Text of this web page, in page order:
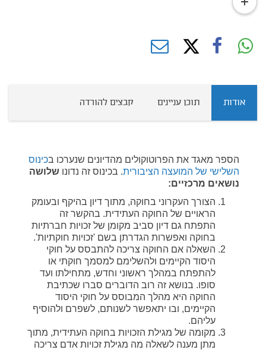
more
אודות תוכן עניינים קבצים להורדה
הספר מאגד את הפרוטוקולים מהדיונים שנערכו בכינוס
השלישי של המועצה הציבורית. בכינוס זה נדונו שלושה
נושאים מרכזיים:
הצורך העקרוני בחוקה, מתוך דיון בהיקף ובעומק
הראויים של החוקה העתידית. בהקשר זה
התפתח גם דיון סביב מקומן של זכויות חברתיות
בחוקה ואפשרות הגדרתן בשם 'זכויות חוקתיות'.
השאלה אם החוקה צריכה להתבסס על חוקי
היסוד הקיימים ולהשלימם למסמך חוקתי או
להתפתח במהלך ראשוני וחדש, מתחילתו ועד
סופו. בנושא זה רוב הדוברים סברו שכתיבת
החוקה היא מהלך המבוסס על חוקי היסוד
הקיימים, ובו יתאפשר לשנותם, לשפרם ולהוסיף
עליהם.
מקומה של מגילת הזכויות בחוקה העתידית, מתוך
מתן מענה לשאלה מה מגילת זכויות אדם צריכה